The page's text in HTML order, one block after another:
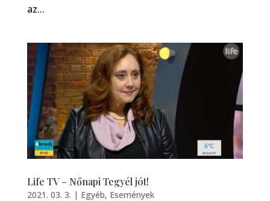
az...
Life TV – Nőnapi Tegyél jót!
2021. 03. 3. | Egyéb, Események